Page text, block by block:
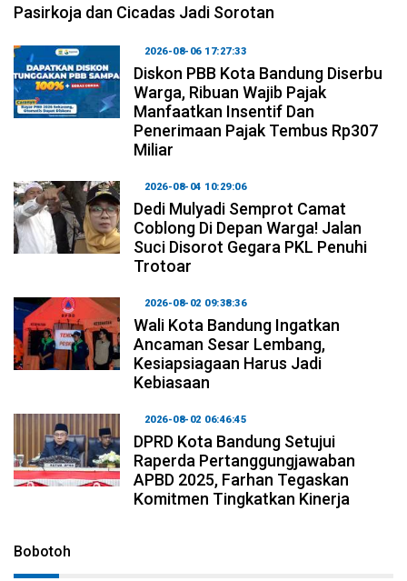
Pasirkoja dan Cicadas Jadi Sorotan
2026-08-06 17:27:33
Diskon PBB Kota Bandung Diserbu
Warga, Ribuan Wajib Pajak
Manfaatkan Insentif Dan
Penerimaan Pajak Tembus Rp307
Miliar
2026-08-04 10:29:06
Dedi Mulyadi Semprot Camat
Coblong Di Depan Warga! Jalan
Suci Disorot Gegara PKL Penuhi
Trotoar
2026-08-02 09:38:36
Wali Kota Bandung Ingatkan
Ancaman Sesar Lembang,
Kesiapsiagaan Harus Jadi
Kebiasaan
2026-08-02 06:46:45
DPRD Kota Bandung Setujui
Raperda Pertanggungjawaban
APBD 2025, Farhan Tegaskan
Komitmen Tingkatkan Kinerja
Bobotoh